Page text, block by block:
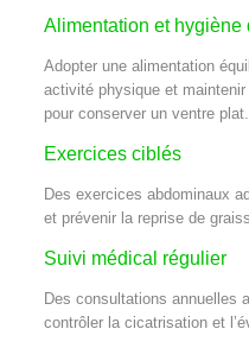
Alimentation et hygiène
Adopter une alimentation
activité physique et
pour conserver un ventre plat.
Exercices ciblés
Des exercices abdominaux
et prévenir la reprise de
Suivi médical régulier
Des consultations annuelles
contrôler la cicatrisation et